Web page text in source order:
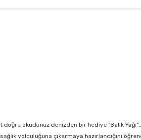
okudunuz denizden bir hediye "Balık
yolculuğuna çıkarmaya hazırlandığını